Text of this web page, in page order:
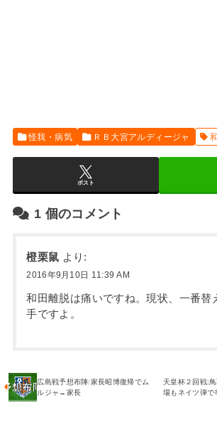
怪我・病気 ＲＢ大宮アルディージャ
ポスト
1 個のコメント
橙栗鼠 より:
2016年9月10日 11:39 AM
和田離脱は痛いですね。現状、一番替
手ですよ。
広島戦予想布陣:家長昭博復帰でム
ルジャ→家長
天皇杯２回戦:
場もネイツ弾で